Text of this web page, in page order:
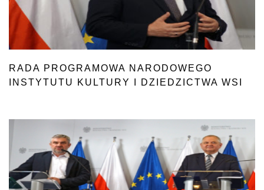
RADA PROGRAMOWA NARODOWEGO
INSTYTUTU KULTURY I DZIEDZICTWA WSI